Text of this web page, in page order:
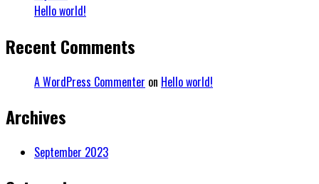
Hello world!
Recent Comments
A WordPress Commenter on Hello world!
Archives
September 2023